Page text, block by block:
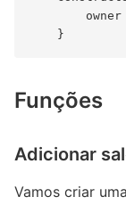
owner
Funções
Adicionar
Vamos criar